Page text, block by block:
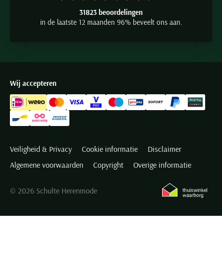
31823 beoordelingen
in de laatste 12 maanden 96% beveelt ons aan.
Wij accepteren
Veiligheid & Privacy Cookie informatie
Disclaimer
Algemene voorwaarden
Copyright Overige informatie
© 2026 Schulte Herenmode